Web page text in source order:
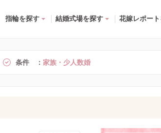
指輪を探す 結婚式場を探す 花嫁レポー
条件 家族・少人数婚